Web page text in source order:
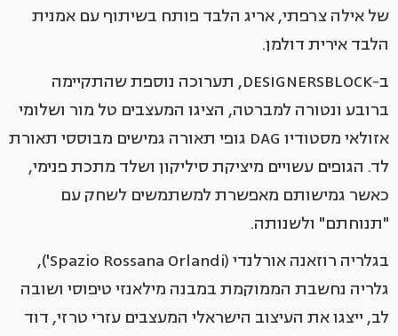
של אילה צרפתי, אריג הלבד פותח בשיתוף עם אמנית
הלבד אירית דולמן.
ב-DESIGNERSBLOCK, תערוכה נוספת שהתקיימה
ברובע ונטורה למברטה, הציגו המעצבים טל מור ושלומי
אזולאי מסטודיו DAG גופי תאורה גמישים מבוססי תאורת
לד. הגופים עשויים מיציקת סיליקון ושלד מתכת פנימי,
כאשר גמישותם מאפשרת למשתמשים לשחק עם
"תנוחתם" ולשנותה.
בגלריה רוזאנה אורלנדי (Spazio Rossana Orlandi'),
גלריה נחשבת הממוקמת במבנה מילאנזי טיפוסי ושובה
לב, ייצגו את העיצוב הישראלי המעצבים עזרי טרזי, דוד